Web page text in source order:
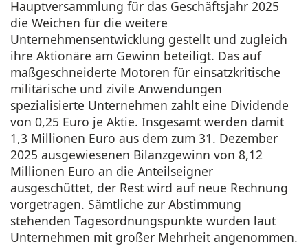
Hauptversammlung für das Geschäftsjahr 2025
die Weichen für die weitere
Unternehmensentwicklung gestellt und zugleich
ihre Aktionäre am Gewinn beteiligt. Das auf
maßgeschneiderte Motoren für einsatzkritische
militärische und zivile Anwendungen
spezialisierte Unternehmen zahlt eine Dividende
von 0,25 Euro je Aktie. Insgesamt werden damit
1,3 Millionen Euro aus dem zum 31. Dezember
2025 ausgewiesenen Bilanzgewinn von 8,12
Millionen Euro an die Anteilseigner
ausgeschüttet, der Rest wird auf neue Rechnung
vorgetragen. Sämtliche zur Abstimmung
stehenden Tagesordnungspunkte wurden laut
Unternehmen mit großer Mehrheit angenommen.